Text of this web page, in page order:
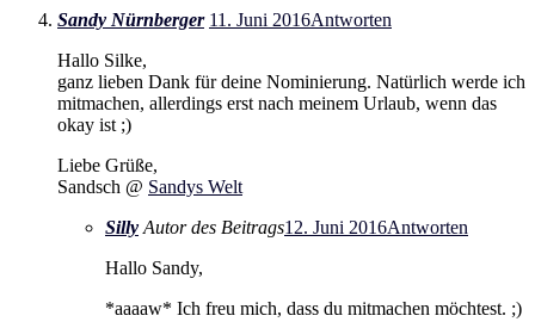
Sandy Nürnberger 11. Juni 2016Antworten
Hallo Silke,
ganz lieben Dank für deine Nominierung. Natürlich werde ich
mitmachen, allerdings erst nach meinem Urlaub, wenn das
okay ist ;)
Liebe Grüße,
Sandsch @ Sandys Welt
Silly Autor des Beitrags12. Juni 2016Antworten
Hallo Sandy,
*aaaaw* Ich freu mich, dass du mitmachen möchtest. ;)